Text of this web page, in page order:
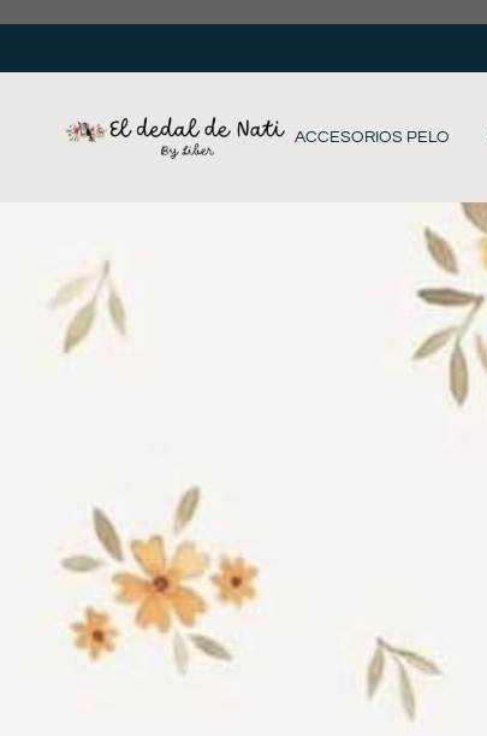
ACCESORIOS PELO